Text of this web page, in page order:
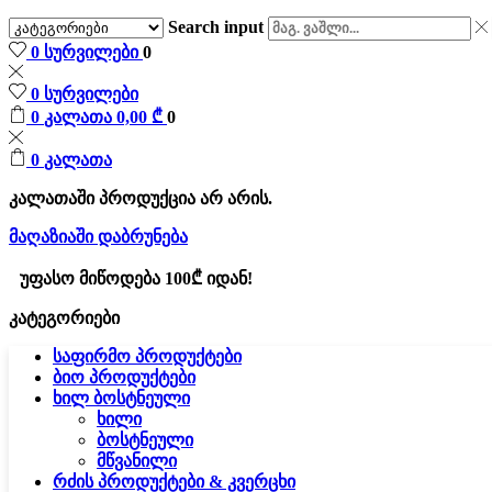
Search input
0 სურვილები0
0 სურვილები
0 კალათა 0,00 ₾ 0
0 კალათა
კალათაში პროდუქცია არ არის.
მაღაზიაში დაბრუნება
უფასო მიწოდება 100₾ იდან!
კატეგორიები
საფირმო პროდუქტები
ბიო პროდუქტები
ხილ ბოსტნეული
ხილი
ბოსტნეული
მწვანილი
რძის პროდუქტები & კვერცხი